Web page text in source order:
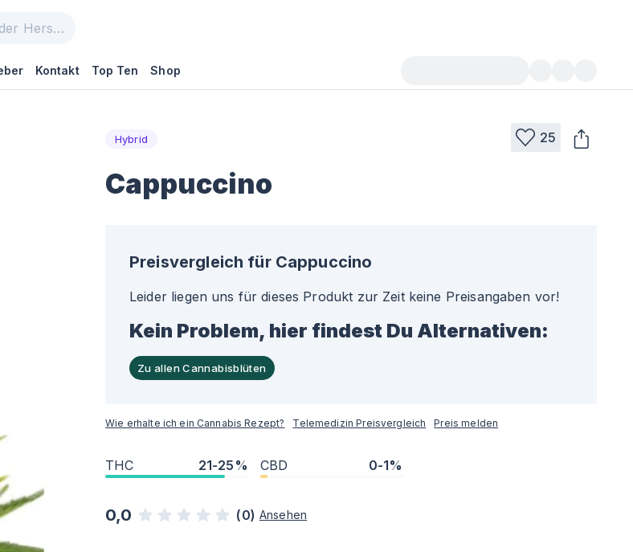
Kontakt Top Ten Shop
Hybrid 25
Cappuccino
Preisvergleich für Cappuccino
Leider liegen uns für dieses Produkt zur Zeit keine Preisangaben vor!
Kein Problem, hier findest Du Alternativen:
Zu allen Cannabisblüten
Wie erhalte ich ein Cannabis Rezept? Telemedizin Preisvergleich Preis melden
THC 21-25% CBD 0-1%
0,0 (0) Ansehen